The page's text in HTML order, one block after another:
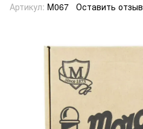
Артикул: M067 Оставить отзыв